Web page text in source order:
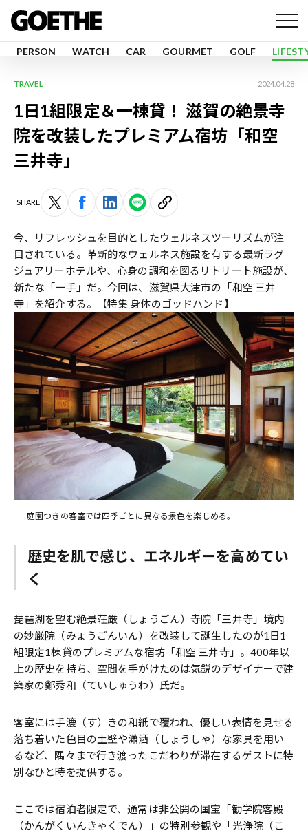
PERSON WATCH CAR GOURMET GOLF
TRAVEL 2024.04.28
1日1組限定＆一棟貸！ 滋賀の絶景寺
院を改装したプレミアム宿坊「和空
三井寺」
SHARE
今、リフレッシュを目的としたウェルネスツーリズムが注
目されている。革新的なウェルネス施設を有する最新ラグ
ジュアリー ホテルや、心身の調和を図るリトリート施設が、
新たな「一手」だ。今回は、滋賀県大津市の「和空 三井
寺」を紹介する。
【特集 身体のゴッドハンド】
庭園つきの客室では四季ごとに異なる景色を楽しめる。
歴史を肌で感じ、エネルギーを高めてい
く
琵琶湖を望む絶景荘厳（しょうごん）寺院「三井寺」境内
の妙厳院（みょうごんいん）を改装して誕生したのが1日1
組限定1棟貸のプレミアムな宿坊「和空 三井寺」。400年以
上の歴史を持ち、空間を手がけたのは気鋭のデザイナーで建
築家の鄭秀和（ていしゅうわ）氏だ。
客室には手漉（す）きの和紙で覆われ、優しい表情を見せる
落ち着いた色目の土壁や瀟洒（しょうしゃ）な家具を用い
るなど、隅々まで行き渡ったこだわりが滞在するゲストに特
別なひと時を提供する。
ここでは宿泊者限定で、通常は非公開の国宝「勧学院客殿
（かんがくいんきゃくでん）」の特別参観や「光浄院（こ